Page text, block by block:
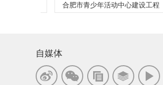
合肥市青少年活动中心建设工程
自媒体